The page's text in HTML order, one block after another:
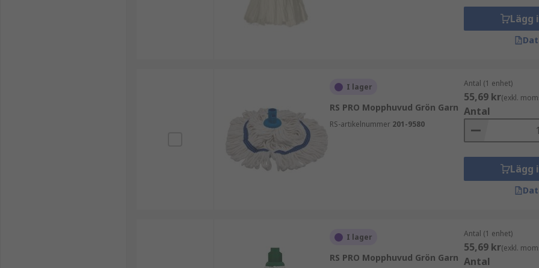
Lägg
I lager
RS PRO Mopphuvud Grön Garn
RS-artikelnummer 201-9580
Antal (1 enhet)
55,69 kr(exkl.
Antal
Lägg
I lager
RS PRO Mopphuvud Grön Garn
Antal (1 enhet)
55,69 kr(exkl.
Antal